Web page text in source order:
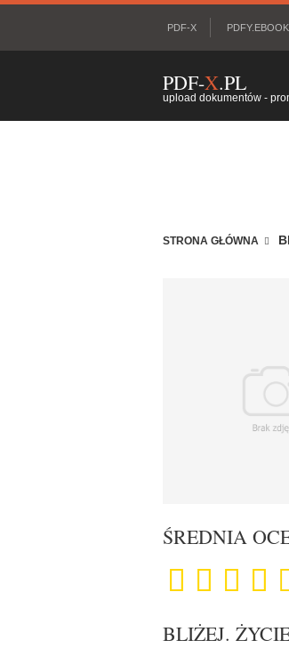
PDF-X
PDF-X.PL
upload dokumentów -
STRONA GŁÓWNA
ŚREDNIA
BLIŻEJ.